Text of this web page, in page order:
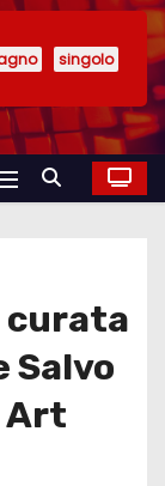
singolo
curata
Salvo
Art